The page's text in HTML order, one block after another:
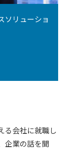
ソリューショ
る会社に就職し
企業の話を聞